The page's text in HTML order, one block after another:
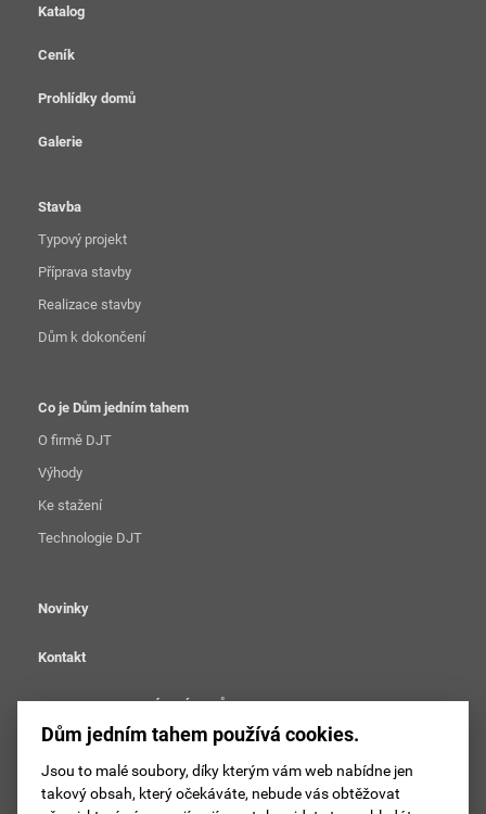
Katalog
Ceník
Prohlídky domů
Galerie
Stavba
Typový projekt
Příprava stavby
Realizace stavby
Dům k dokončení
Co je Dům jedním tahem
O firmě DJT
Výhody
Ke stažení
Technologie DJT
Novinky
Kontakt
OCHRANA OSOBNÍCH ÚDAJŮ
Nastavení cookies
Dům jedním tahem používá cookies.
Jsou to malé soubory, díky kterým vám web nabídne jen
takový obsah, který očekáváte, nebude vás obtěžovat